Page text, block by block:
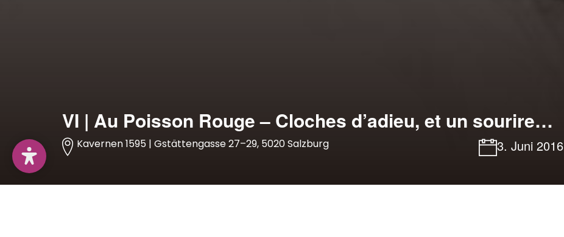
VI | Au Poisson Rouge – Cloches d’adieu, et un sourire…
Kavernen 1595 | Gstättengasse 27–29, 5020 Salzburg 3. Juni 2016